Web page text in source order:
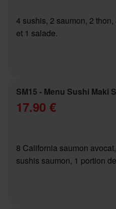
4 sushis, 2 saumon, 2
et 1 salade.
SM15 - Menu Sushi Maki
17.90 €
8 California saumon
sushis saumon, 1 portion